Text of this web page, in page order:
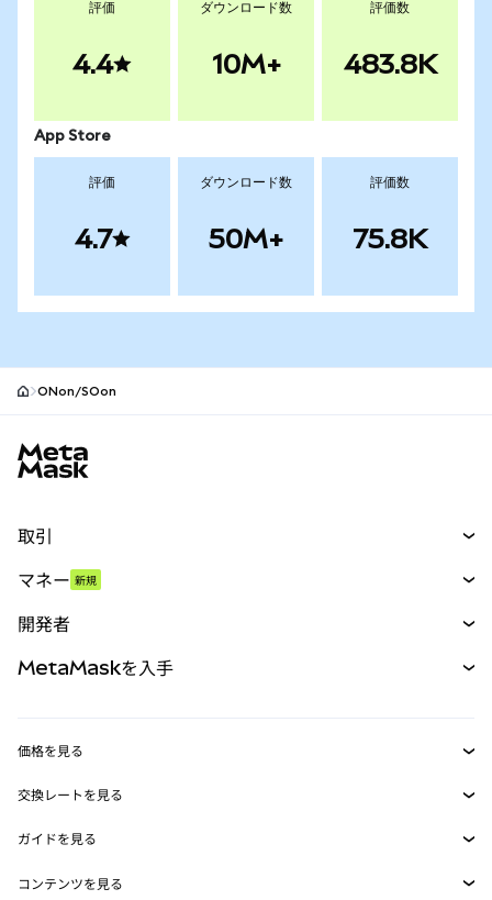
評価
4.4
ダウンロード数
10M+
評価数
483.8K
App Store
評価
4.7
ダウンロード数
50M+
評価数
75.8K
ONon/SOon
取引
パーペチュアル
RWA
マネー 新規
開発者
MetaMask Connect
Snaps
Web3サービス
MetaMaskを入手
セキュリティ
サポート
価格を見る
イーサリアムの価格
Solanaの価格
交換レートを見る
ETH→USD
USDT→INR
ガイドを見る
ETHの購入
コンテンツを見る